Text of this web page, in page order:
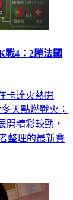
戰4：2勝法國
卡達火熱開
天點燃戰火；
開精彩較勁，
整理的最新賽